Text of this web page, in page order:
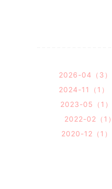
2026-04（3）
2024-11（1）
2023-05（1）
2022-02（1）
2020-12（1）